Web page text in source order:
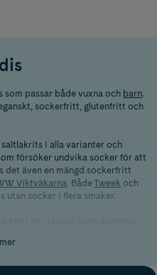
passar både vuxna och barn.
sockerfritt, glutenfritt och
i alla varianter och
försöker undvika socker för att
det även en mängd sockerfritt
Viktväkarna. BådeTweek och
utan socker i flera smaker.
och frön